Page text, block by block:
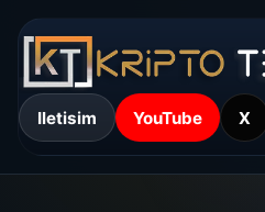
Iletisim YouTube X